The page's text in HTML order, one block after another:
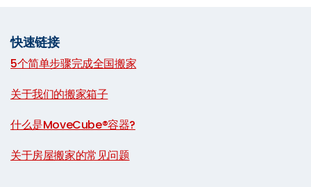
快速链接
5个简单步骤完成全国搬家
关于我们的搬家箱子
什么是MoveCube®容器?
关于房屋搬家的常见问题